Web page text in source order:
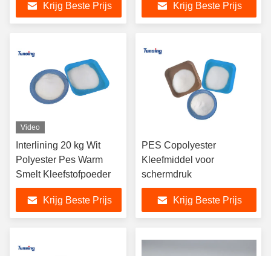
Krijg Beste Prijs
borduurlabels Stof
Krijg Beste Prijs
Video
Interlining 20 kg Wit
Polyester Pes Warm
Smelt Kleefstofpoeder
Krijg Beste Prijs
PES Copolyester
Kleefmiddel voor
schermdruk
Krijg Beste Prijs